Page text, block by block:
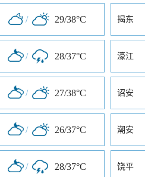
/ 29/38°C 揭东
/ 28/37°C 濠江
/ 27/38°C 诏安
/ 26/37°C 潮安
/ 28/37°C 饶平